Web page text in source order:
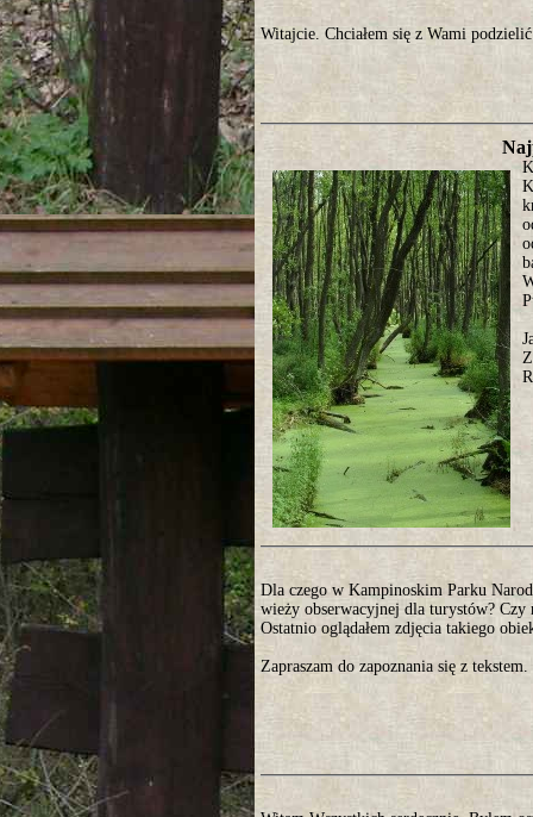
Witajcie. Chciałem się z Wami
Dla czego w Kampinoskim Parku
wieży obserwacyjnej dla turystów? Czy
Ostatnio oglądałem zdjęcia takiego
Zapraszam do zapoznania się z tekstem.